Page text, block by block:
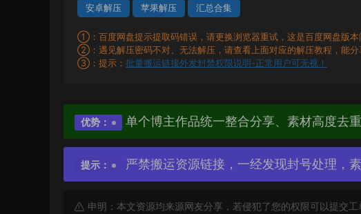
安卓解压 苹果解压 汇总合集
①：百度网盘提示提取码错误，请更换浏览器重试，这是百度网盘版本
②：遇见解压密码不对、无法解压，请查看上面对应的解压教程，能分
③：提示： 批量搬运链接外发封禁权限说明-正常用户可无视！
优势： 单个博主作品统一整合分享、素材高度去
提示： 严禁搬运资源链接，一经发现封号处理，
申明：本文资源均来源网友分享，若侵犯了您的权限可以提交工